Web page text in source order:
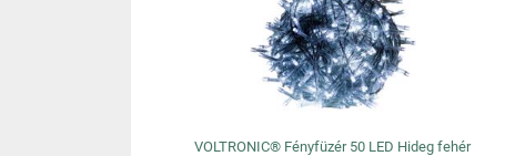
VOLTRONIC® Fényfüzér 50 LED Hideg fehér